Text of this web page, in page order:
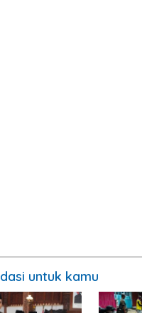
untuk kamu